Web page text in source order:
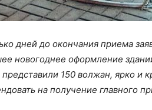
дней до окончания приема
новогоднее оформление
150 волжан, ярко и
на получение главного